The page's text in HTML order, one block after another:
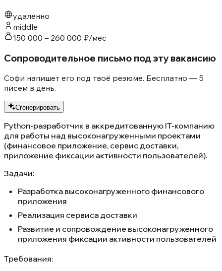
удаленно
middle
150 000 – 260 000 ₽/мес
Сопроводительное письмо под эту вакансию
Софи напишет его под твоё резюме. Бесплатно — 5
писем в день.
Сгенерировать
Python-разработчик в аккредитованную IT-компанию
для работы над высоконагруженными проектами
(финансовое приложение, сервис доставки,
приложение фиксации активности пользователей).
Задачи:
Разработка высоконагруженного финансового
приложения
Реализация сервиса доставки
Развитие и сопровождение высоконагруженного
приложения фиксации активности пользователей
Требования: